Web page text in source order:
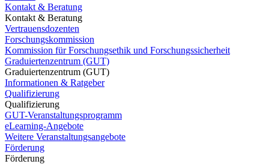
Kontakt & Beratung
Kontakt & Beratung
Vertrauensdozenten
Forschungskommission
Kommission für Forschungsethik und Forschungssicherheit
Graduiertenzentrum (GUT)
Graduiertenzentrum (GUT)
Informationen & Ratgeber
Qualifizierung
Qualifizierung
GUT-Veranstaltungsprogramm
eLearning-Angebote
Weitere Veranstaltungsangebote
Förderung
Förderung